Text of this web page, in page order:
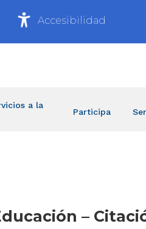
Accesibilidad
a la
Participa
–